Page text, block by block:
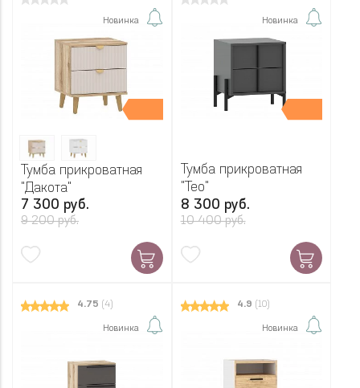
Новинка
Тумба прикроватная
"Дакота"
7 300 руб.
9 200 руб.
Новинка
Тумба прикроватная
"Тео"
8 300 руб.
10 400 руб.
4.75 (4)
Новинка
4.9 (10)
Новинка